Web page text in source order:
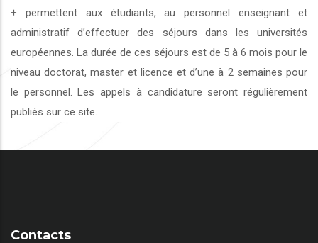
+ permettent aux étudiants, au personnel enseignant et
administratif d’effectuer des séjours dans les universités
européennes. La durée de ces séjours est de 5 à 6 mois pour le
niveau doctorat, master et licence et d’une à 2 semaines pour
le personnel. Les appels à candidature seront régulièrement
publiés sur ce site.
Contacts